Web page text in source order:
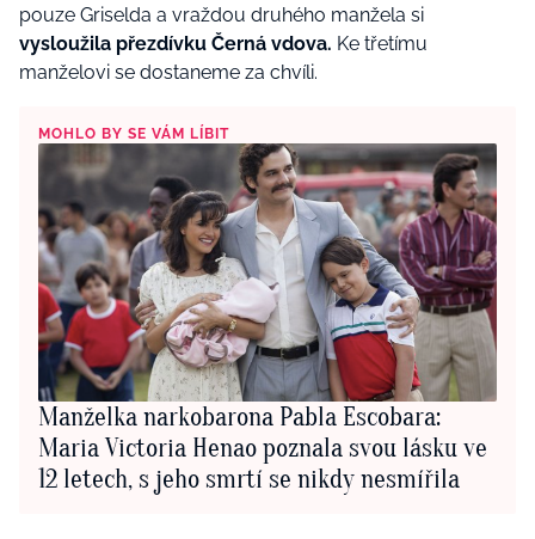
pouze Griselda a vraždou druhého manžela si
vysloužila přezdívku Černá vdova. Ke třetímu
manželovi se dostaneme za chvíli.
MOHLO BY SE VÁM LÍBIT
Manželka narkobarona Pabla Escobara:
Maria Victoria Henao poznala svou lásku ve
12 letech, s jeho smrtí se nikdy nesmířila